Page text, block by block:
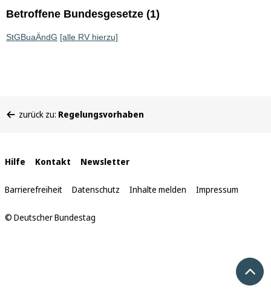
Betroffene Bundesgesetze (1)
StGBuaÄndG [alle RV hierzu]
befinden
zurück zu: Regelungsvorhaben
Interne
Links
Hilfe Kontakt Newsletter
Barrierefreiheit Datenschutz Inhalte melden Impressum
© Deutscher Bundestag